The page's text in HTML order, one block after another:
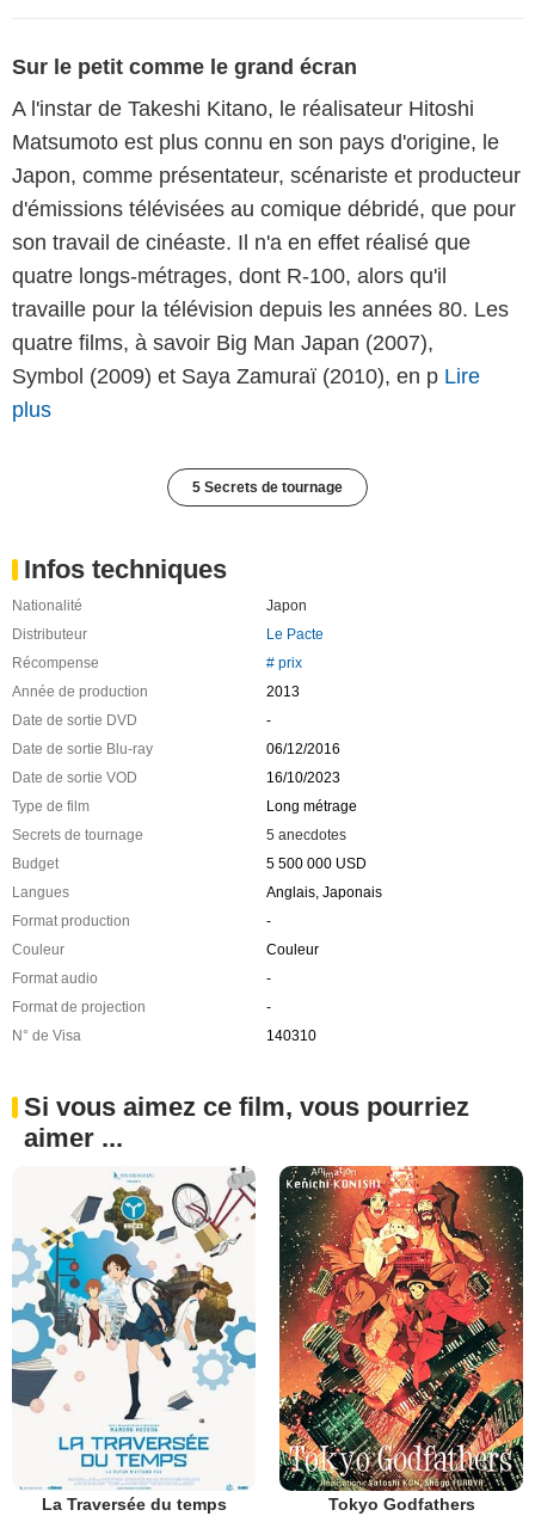
Sur le petit comme le grand écran
A l'instar de Takeshi Kitano, le réalisateur Hitoshi
Matsumoto est plus connu en son pays d'origine, le
Japon, comme présentateur, scénariste et producteur
d'émissions télévisées au comique débridé, que pour
son travail de cinéaste. Il n'a en effet réalisé que
quatre longs-métrages, dont R-100, alors qu'il
travaille pour la télévision depuis les années 80. Les
quatre films, à savoir Big Man Japan (2007),
Symbol (2009) et Saya Zamuraï (2010), en p Lire
plus
5 Secrets de tournage
Infos techniques
Nationalité
Japon
Distributeur
Le Pacte
Récompense
# prix
Année de production
2013
Date de sortie DVD
-
Date de sortie Blu-ray
06/12/2016
Date de sortie VOD
16/10/2023
Type de film
Long métrage
Secrets de tournage
5 anecdotes
Budget
5 500 000 USD
Langues
Anglais, Japonais
Format production
-
Couleur
Couleur
Format audio
-
Format de projection
-
N° de Visa
140310
Si vous aimez ce film, vous pourriez
aimer ...
La Traversée du temps Tokyo Godfathers